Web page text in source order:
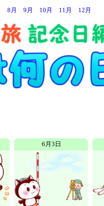
8月 9月 10月 11月 12月
6月3日